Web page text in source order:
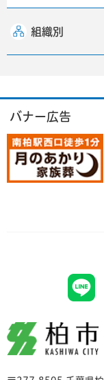
組織別
バナー広告
柏市